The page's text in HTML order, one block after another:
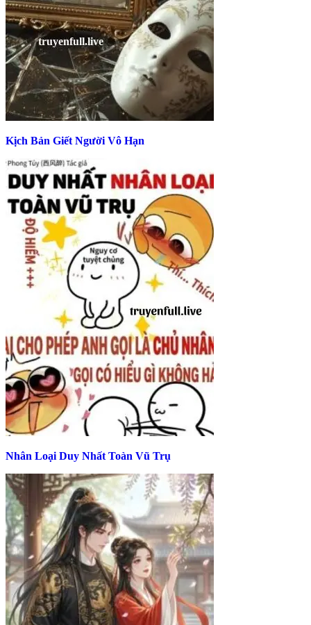
Kịch Bản Giết Người Vô Hạn
Nhân Loại Duy Nhất Toàn Vũ Trụ